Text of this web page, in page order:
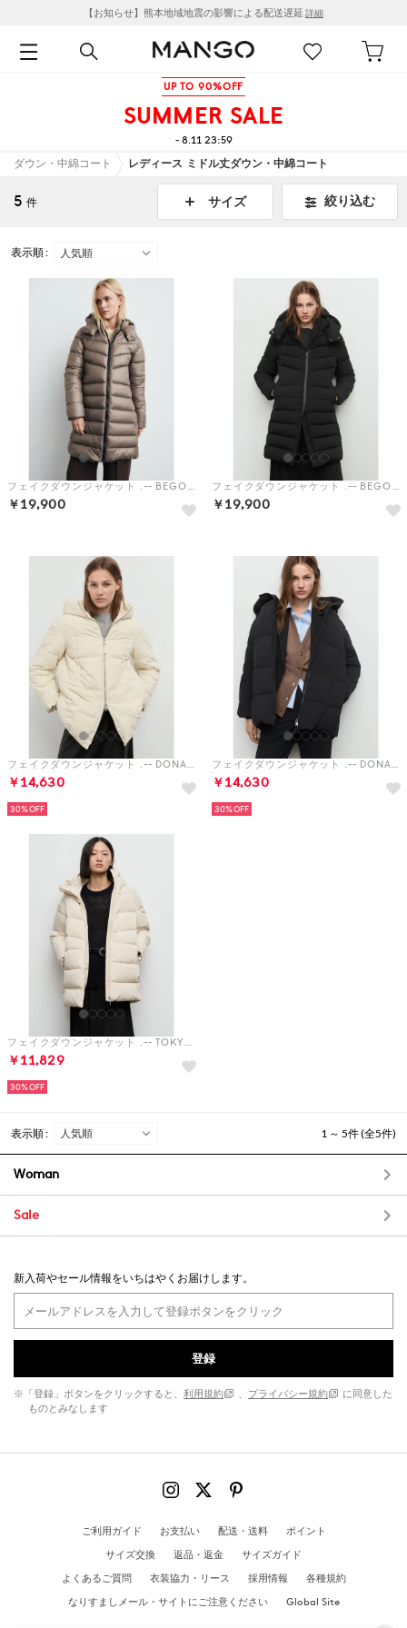
【お知らせ】熊本地域地震の影響による配送遅延 詳細
UP TO 90%OFF
SUMMER SALE
- 8.11 23:59
ダウン・中綿コート
レディース ミドル丈ダウン・中綿コート
5 件 サイズ 絞り込む
表示順 :
フェイクダウンジャケット .-- BEGO （ミディアムブラウン）
￥19,900
フェイクダウンジャケット .-- BEGO （ブラック）
￥19,900
フェイクダウンジャケット .-- DONATELO （ナチュラルホワイト）
￥14,630
30%
フェイクダウンジャケット .-- DONATELO （ブラック）
￥14,630
30%
フェイクダウンジャケット .-- TOKYO （ナチュラルホワイト）
￥11,829
30%
表示順 : 1 ～ 5件 (全5件)
Woman
Sale
新入荷やセール情報をいちはやくお届けします。
登録
※「登録」ボタンをクリックすると、 利用規約 、 プライバシー規約
に同意した
ものとみなします
ご利用ガイド お支払い 配送・送料
ポイント
サイズ交換
返品・返金
サイズガイド
よくあるご質問
衣装協力・リース 採用情報
各種規約
なりすましメール・サイトにご注意ください
Global Site